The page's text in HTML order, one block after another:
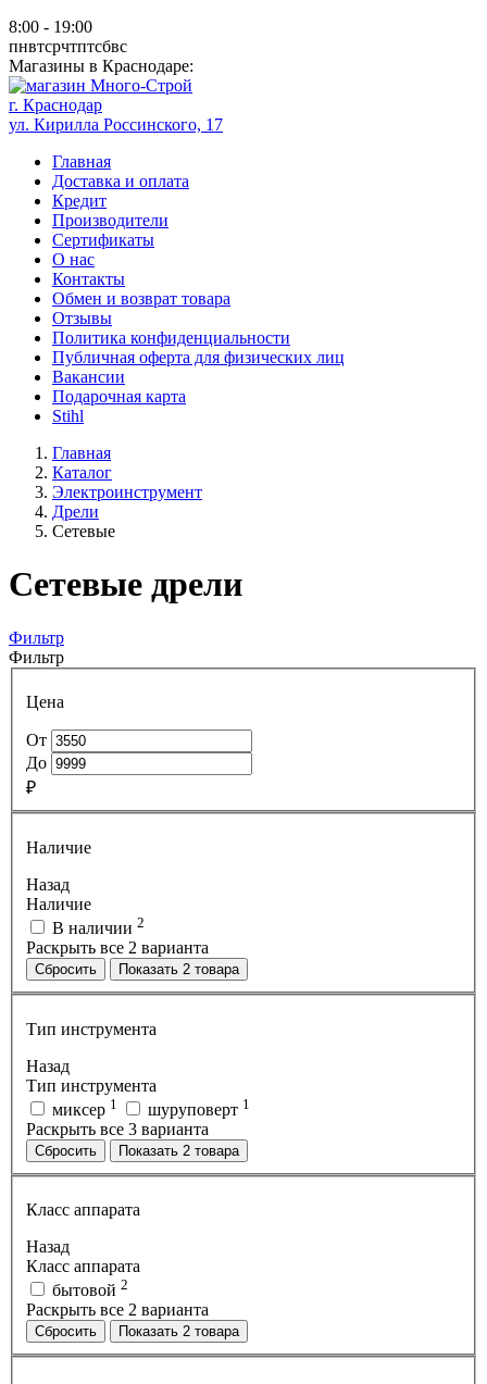
8:00 - 19:00
пнвтсрчтптсбвс
Магазины в Краснодаре:
г. Краснодар
ул. Кирилла Россинского, 17
Главная
Доставка и оплата
Кредит
Производители
Сертификаты
О нас
Контакты
Обмен и возврат товара
Отзывы
Политика конфиденциальности
Публичная оферта для физических лиц
Вакансии
Подарочная карта
Stihl
Главная
Каталог
Электроинструмент
Дрели
Сетевые
Сетевые дрели
Фильтр
Фильтр
Цена
От
До
₽
Наличие
Назад
Наличие
В наличии 2
Раскрыть все 2 варианта
Сбросить Показать 2 товара
Тип инструмента
Назад
Тип инструмента
миксер 1 шуруповерт 1
Раскрыть все 3 варианта
Сбросить Показать 2 товара
Класс аппарата
Назад
Класс аппарата
бытовой 2
Раскрыть все 2 варианта
Сбросить Показать 2 товара